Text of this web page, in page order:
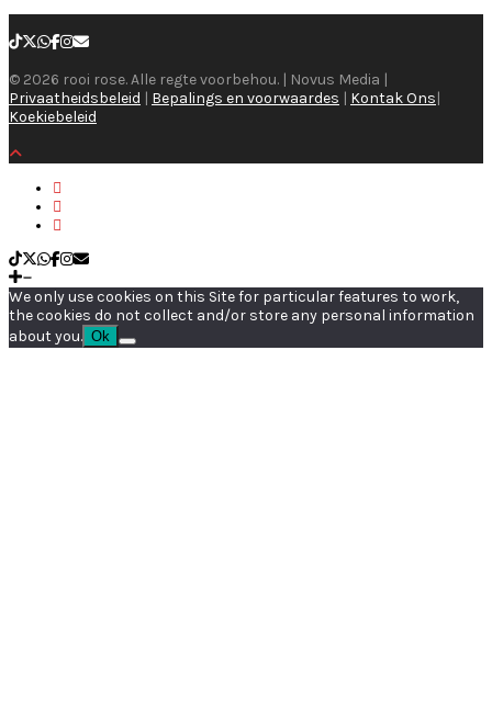
© 2026 rooi rose. Alle regte voorbehou. | Novus Media |
Privaatheidsbeleid | Bepalings en voorwaardes | Kontak Ons|
Koekiebeleid
We only use cookies on this Site for particular features to work,
the cookies do not collect and/or store any personal information
about you. Ok